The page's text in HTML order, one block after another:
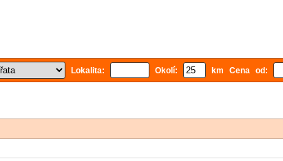
Lokalita: Okolí: km Cena od: